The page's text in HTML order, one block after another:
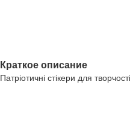
Краткое описание